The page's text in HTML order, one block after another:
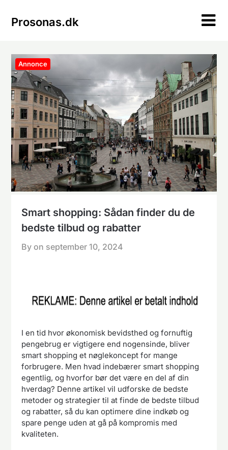
Prosonas.dk
Annonce
Smart shopping: Sådan finder du de
bedste tilbud og rabatter
By on september 10, 2024
I en tid hvor økonomisk bevidsthed og fornuftig
pengebrug er vigtigere end nogensinde, bliver
smart shopping et nøglekoncept for mange
forbrugere. Men hvad indebærer smart shopping
egentlig, og hvorfor bør det være en del af din
hverdag? Denne artikel vil udforske de bedste
metoder og strategier til at finde de bedste tilbud
og rabatter, så du kan optimere dine indkøb og
spare penge uden at gå på kompromis med
kvaliteten.